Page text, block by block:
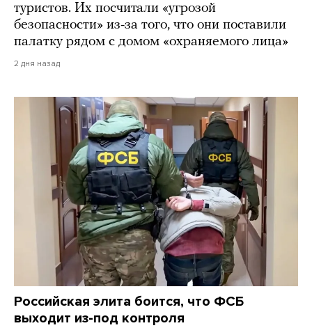
туристов. Их посчитали «угрозой
безопасности» из-за того, что они поставили
палатку рядом с домом «охраняемого лица»
2 дня назад
Российская элита боится, что ФСБ
выходит из-под контроля